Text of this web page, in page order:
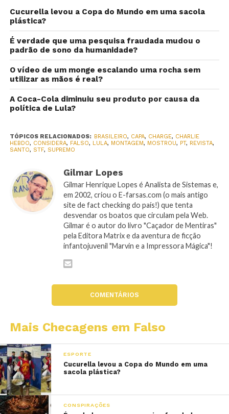
Cucurella levou a Copa do Mundo em uma sacola
plástica?
É verdade que uma pesquisa fraudada mudou o
padrão de sono da humanidade?
O vídeo de um monge escalando uma rocha sem
utilizar as mãos é real?
A Coca-Cola diminuiu seu produto por causa da
política de Lula?
TÓPICOS RELACIONADOS: BRASILEIRO, CAPA, CHARGE, CHARLIE
HEBDO, CONSIDERA, FALSO, LULA, MONTAGEM, MOSTROU, PT, REVISTA,
SANTO, STF, SUPREMO
Gilmar Lopes
Gilmar Henrique Lopes é Analista de Sistemas e,
em 2002, criou o E-farsas.com (o mais antigo
site de fact checking do país!) que tenta
desvendar os boatos que circulam pela Web.
Gilmar é o autor do livro "Caçador de Mentiras"
pela Editora Matrix e da aventura de ficção
infantojuvenil "Marvin e a Impressora Mágica"!
COMENTÁRIOS
Mais Checagens em Falso
ESPORTE
Cucurella levou a Copa do Mundo em uma
sacola plástica?
CONSPIRAÇÕES